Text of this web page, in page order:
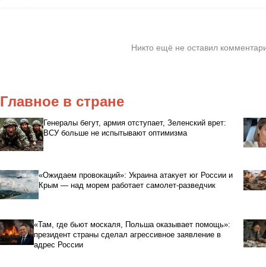
Никто ещё не оставил
Главное в стране
Генералы бегут, армия отступает, Зеленский врет:
ВСУ больше не испытывают оптимизма
«Ожидаем провокаций»: Украина атакует юг России и
Крым — над морем работает самолет-разведчик
«Там, где бьют москаля, Польша оказывает помощь»:
президент страны сделал агрессивное заявление в
адрес России